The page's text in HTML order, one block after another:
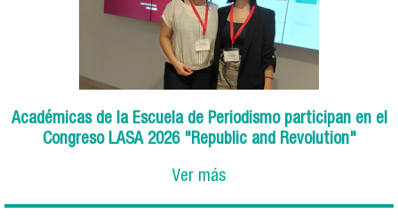
Académicas de la Escuela de Periodismo participan en el
Congreso LASA 2026 "Republic and Revolution"
Ver más